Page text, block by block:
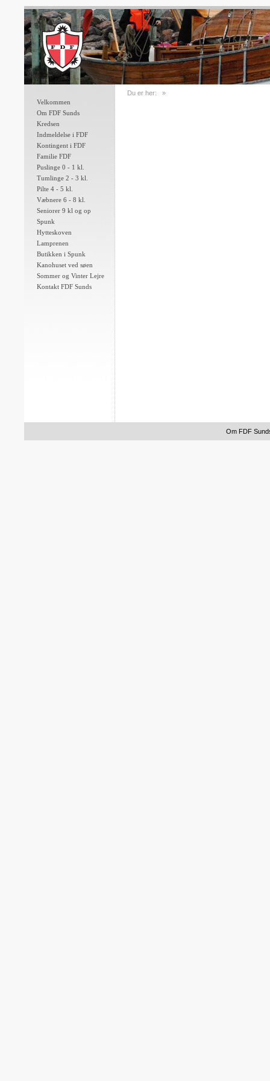
Velkommen
Om FDF Sunds
Kredsen
Indmeldelse i FDF
Kontingent i FDF
Familie FDF
Puslinge 0 - 1 kl.
Tumlinge 2 - 3 kl.
Pilte 4 - 5 kl.
Væbnere 6 - 8 kl.
Seniorer 9 kl og op
Spunk
Hytteskoven
Lamprenen
Butikken i Spunk
Kanohuset ved søen
Sommer og Vinter Lejre
Kontakt FDF Sunds
Du er her: »
Om FDF